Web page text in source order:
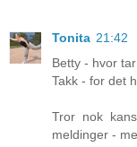
Tonita 21:42
Betty - hvor
Takk - for det
Tror nok
meldinger -